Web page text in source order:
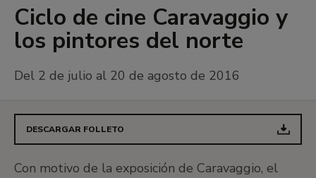
de
navegación
Ciclo de cine Caravaggio y
los pintores del norte
Del 2 de julio al 20 de agosto de 2016
DESCARGAR FOLLETO
Con motivo de la exposición de Caravaggio, el